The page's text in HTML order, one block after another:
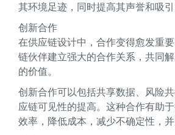
其环境足迹，同时提高其声誉和吸引
创新合作
在供应链设计中，合作变得愈发重
链伙伴建立强大的合作关系，共同
的价值。
创新合作可以包括共享数据、风险
应链可见性的提高。这种合作有助
效率，降低成本，减少不确定性，并